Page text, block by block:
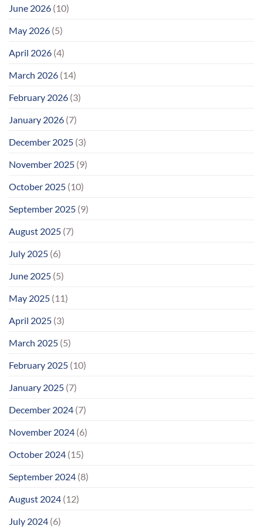
June 2026 (10)
May 2026 (5)
April 2026 (4)
March 2026 (14)
February 2026 (3)
January 2026 (7)
December 2025 (3)
November 2025 (9)
October 2025 (10)
September 2025 (9)
August 2025 (7)
July 2025 (6)
June 2025 (5)
May 2025 (11)
April 2025 (3)
March 2025 (5)
February 2025 (10)
January 2025 (7)
December 2024 (7)
November 2024 (6)
October 2024 (15)
September 2024 (8)
August 2024 (12)
July 2024 (6)